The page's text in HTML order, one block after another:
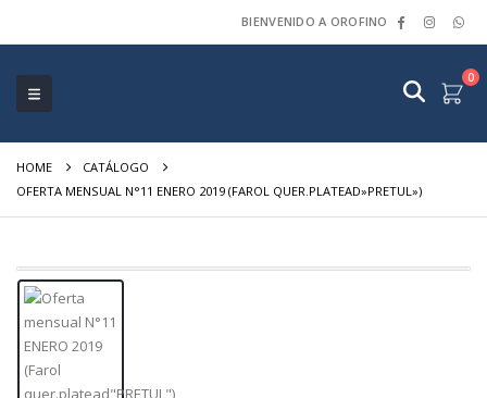
BIENVENIDO A OROFINO
0
HOME
CATÁLOGO
OFERTA MENSUAL N°11 ENERO 2019 (FAROL QUER.PLATEAD»PRETUL»)